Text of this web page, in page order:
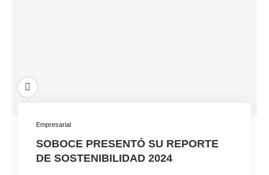
Empresarial
SOBOCE PRESENTÓ SU REPORTE
DE SOSTENIBILIDAD 2024